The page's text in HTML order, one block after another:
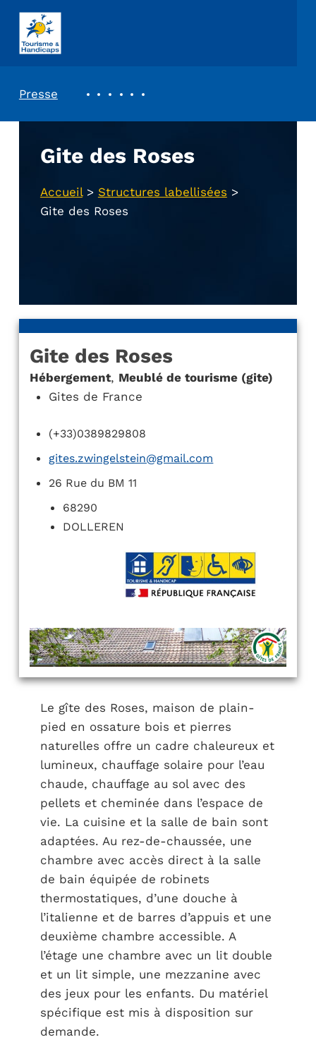
ASSOCIATION TOURISME ET HANDICAPS
Presse
Gite des Roses
Accueil> Structures labellisées >
Gite des Roses
Gite des Roses
Hébergement, Meublé de tourisme (gite)
Gites de France
(+33)0389829808
gites.zwingelstein@gmail.com
26 Rue du BM 11
68290
DOLLEREN
Le gîte des Roses, maison de plain-
pied en ossature bois et pierres
naturelles offre un cadre chaleureux et
lumineux, chauffage solaire pour l’eau
chaude, chauffage au sol avec des
pellets et cheminée dans l’espace de
vie. La cuisine et la salle de bain sont
adaptées. Au rez-de-chaussée, une
chambre avec accès direct à la salle
de bain équipée de robinets
thermostatiques, d’une douche à
l’italienne et de barres d’appuis et une
deuxième chambre accessible. A
l’étage une chambre avec un lit double
et un lit simple, une mezzanine avec
des jeux pour les enfants. Du matériel
spécifique est mis à disposition sur
demande.